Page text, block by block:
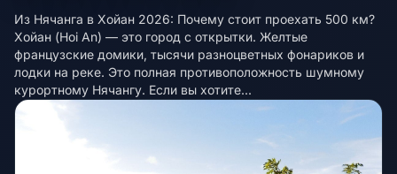
Из Нячанга в Хойан 2026: Почему стоит проехать 500 км?
Хойан (Hoi An) — это город с открытки. Желтые
французские домики, тысячи разноцветных фонариков и
лодки на реке. Это полная противоположность шумному
курортному Нячангу. Если вы хотите...